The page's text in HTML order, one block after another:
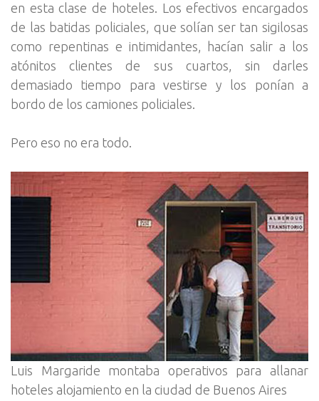
en esta clase de hoteles. Los efectivos encargados
de las batidas policiales, que solían ser tan sigilosas
como repentinas e intimidantes, hacían salir a los
atónitos clientes de sus cuartos, sin darles
demasiado tiempo para vestirse y los ponían a
bordo de los camiones policiales.
Pero eso no era todo.
Luis Margaride montaba operativos para allanar
hoteles alojamiento en la ciudad de Buenos Aires